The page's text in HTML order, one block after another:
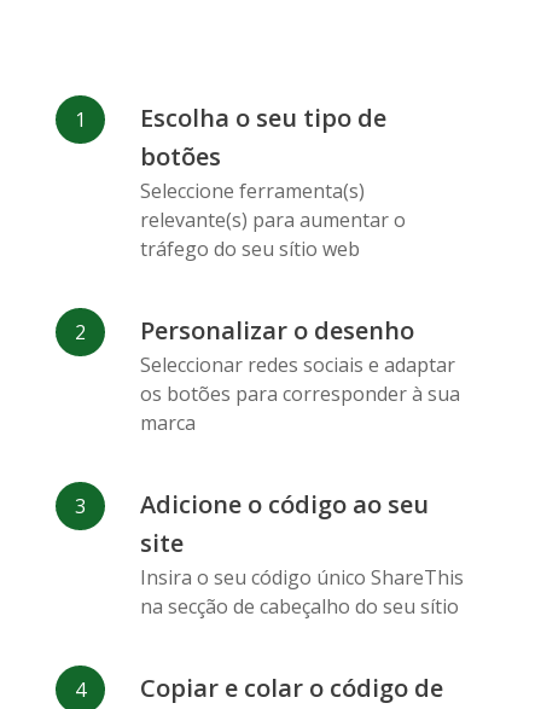
Facebook
Messenger
Odnoklassniki
Weibo
Vk Blogger Snapchat
Xing
Escolha o seu tipo de
botões
Seleccione ferramenta(s)
relevante(s) para aumentar o
tráfego do seu sítio web
Personalizar o desenho
Seleccionar redes sociais e adaptar
os botões para corresponder à sua
marca
Adicione o código ao seu
site
Insira o seu código único ShareThis
na secção de cabeçalho do seu sítio
Copiar e colar o código de